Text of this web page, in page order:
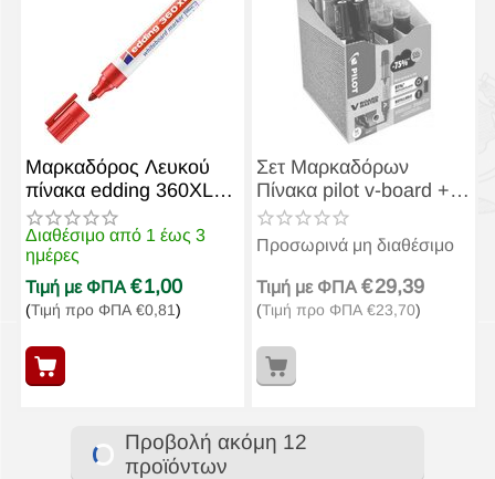
Μαρκαδόρος Λευκού
πίνακα edding 360XL
Κόκκινο
Διαθέσιμο από 1 έως 3
ημέρες
Τιμή με ΦΠΑ €1,00
(Τιμή προ ΦΠΑ €0,81)
Σετ Μαρκαδόρων
Πίνακα pilot v-board +
Αμπούλες (10+10τεμ)
Προσωρινά μη διαθέσιμο
Τιμή με ΦΠΑ €29,39
(Τιμή προ ΦΠΑ €23,70)
Προβολή ακόμη 12
προϊόντων